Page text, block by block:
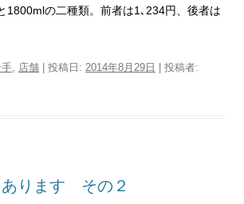
1800mlの二種類。前者は1､ 234円、後者は
, 店舗 | 投稿日: 2014年8月29日
投稿者:
あります その２